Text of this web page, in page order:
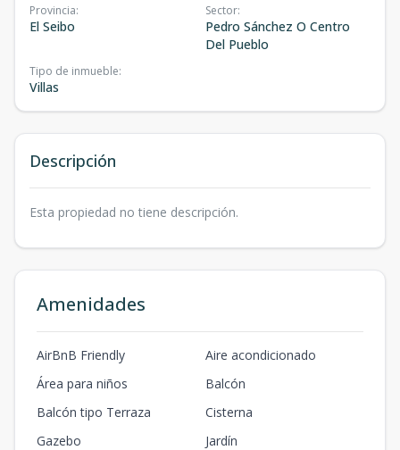
Provincia:
El Seibo
Sector:
Pedro Sánchez O Centro
Del Pueblo
Tipo de inmueble:
Villas
Descripción
Esta propiedad no tiene descripción.
Amenidades
AirBnB Friendly
Aire acondicionado
Área para niños
Balcón
Balcón tipo Terraza
Cisterna
Gazebo
Jardín